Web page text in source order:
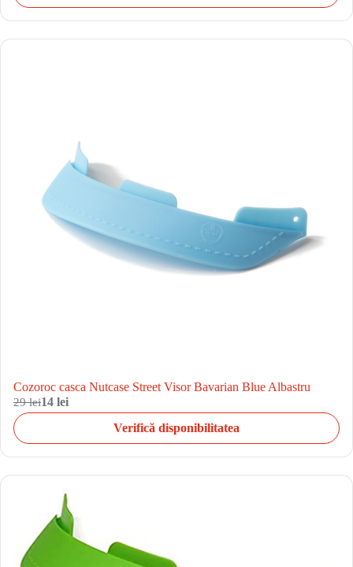
Cozoroc casca Nutcase Street Visor Bavarian Blue Albastru
29 lei14 lei
Verifică disponibilitatea